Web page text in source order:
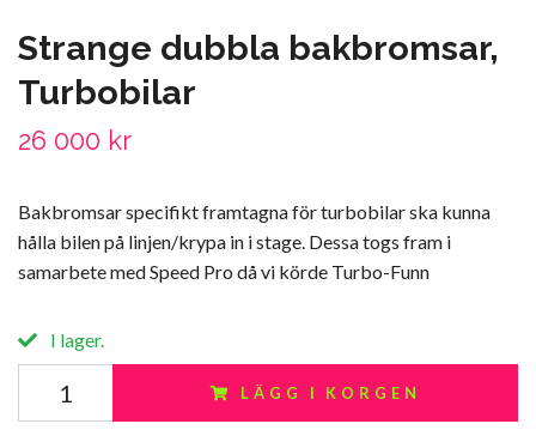
Strange dubbla bakbromsar,
Turbobilar
26 000 kr
Bakbromsar specifikt framtagna för turbobilar ska kunna
hålla bilen på linjen/krypa in i stage. Dessa togs fram i
samarbete med Speed Pro då vi körde Turbo-Funn
I lager.
LÄGG I KORGEN